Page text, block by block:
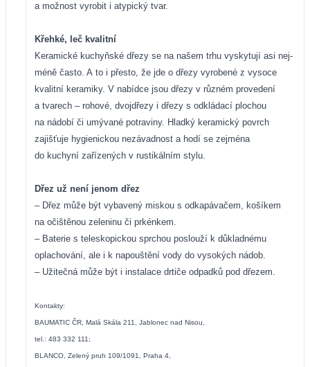
a možnost vyrobit i atypický tvar.
Křehké, leč kvalitní
Keramické kuchyňské dřezy se na našem trhu vyskytují asi nej-
méně často. A to i přesto, že jde o dřezy vyrobené z vysoce
kvalitní keramiky. V nabídce jsou dřezy v různém provedení
a tvarech – rohové, dvojdřezy i dřezy s odkládací plochou
na nádobí či umývané potraviny. Hladký keramický povrch
zajišťuje hygienickou nezávadnost a hodí se zejména
do kuchyní zařízených v rustikálním stylu.
Dřez už není jenom dřez
– Dřez může být vybavený miskou s odkapávačem, košíkem
na očištěnou zeleninu či prkénkem.
– Baterie s teleskopickou sprchou poslouží k důkladnému
oplachování, ale i k napouštění vody do vysokých nádob.
– Užitečná může být i instalace drtiče odpadků pod dřezem.
Kontakty:
BAUMATIC ČR, Malá Skála 211, Jablonec nad Nisou,
tel.: 483 332 111;
BLANCO, Zelený pruh 109/1091, Praha 4,